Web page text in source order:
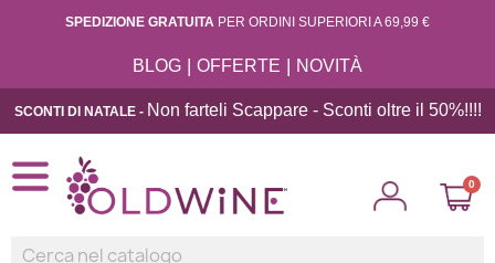
SPEDIZIONE GRATUITA PER ORDINI SUPERIORI A 69,99 €
BLOG | OFFERTE | NOVITÀ
SCONTI DI NATALE - Non farteli Scappare - Sconti oltre il 50%!!!!